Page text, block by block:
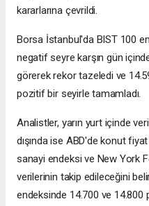
kararlarına çevrildi.
Borsa İstanbul'da BIST 100
negatif seyre karşın gün
görerek rekor tazeledi ve
pozitif bir seyirle tamamladı.
Analistler, yarın yurt içinde
dışında ise ABD'de konut
sanayi endeksi ve New York
verilerinin takip edileceğini
endeksinde 14.700 ve 14.800